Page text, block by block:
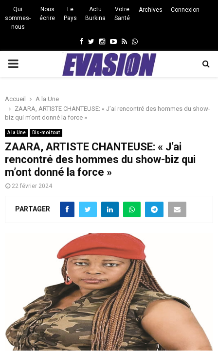
Qui
sommes-
nous
Nous
écrire
Le
Pays
Actu
Burkina
Votre
Santé
Archives Connexion
Facebook
Twitter
Instagram
Youtube
RssWhatsapp
PRIMARY
Accueil
A la Une
ZAARA, ARTISTE CHANTEUSE: « J’ai rencontré des hommes du show-
biz qui m’ont donné la force »
A la Une Dis-moi tout
ZAARA, ARTISTE CHANTEUSE: « J’ai
rencontré des hommes du show-biz qui
m’ont donné la force »
22 février 2024
PARTAGER